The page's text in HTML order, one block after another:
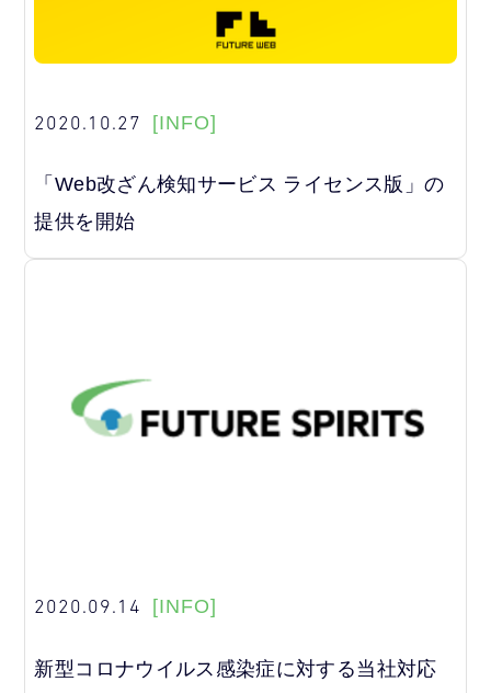
2020.10.27 [INFO]
「Web改ざん検知サービス ライセンス版」の
提供を開始
2020.09.14 [INFO]
新型コロナウイルス感染症に対する当社対応